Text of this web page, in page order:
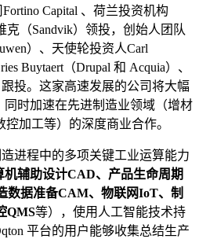
Capital 、荷兰投资机构
（Sandvik）领投，创始人团队
）、天使轮投资人Carl
Buytaert（Drupal 和 Acquia）、
跟投。这家高速发展的公司将大幅
时加速在先进制造业领域（增材
加工等）的深度商业合作。
进程中的多项关键工业运算能力
机辅助设计CAD、产品生命周期
数据准备CAM、物联网IoT、制
QMS等），使用人工智能技术持
平台的用户能够收集总结生产